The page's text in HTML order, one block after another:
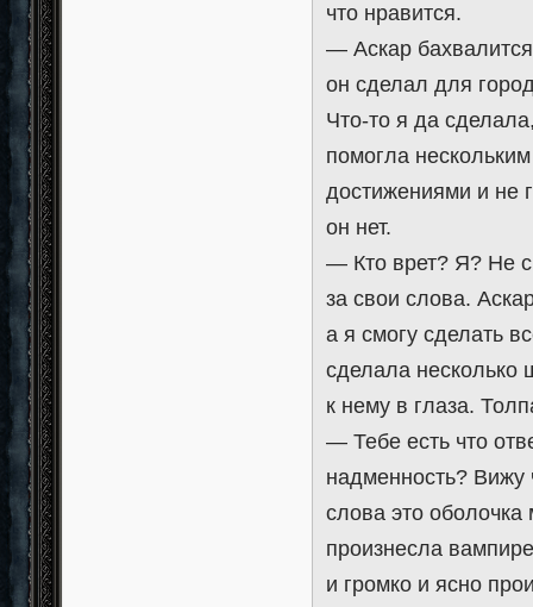
что нравится.
— Аскар
он сделал для
Что-то я да
помогла
достижениями и не
он нет.
— Кто врет? Я? Не
за свои слова.
а я смогу сделать
сделала несколько
к нему в глаза.
— Тебе есть что
надменность? Вижу
слова это
произнесла
и громко и ясно